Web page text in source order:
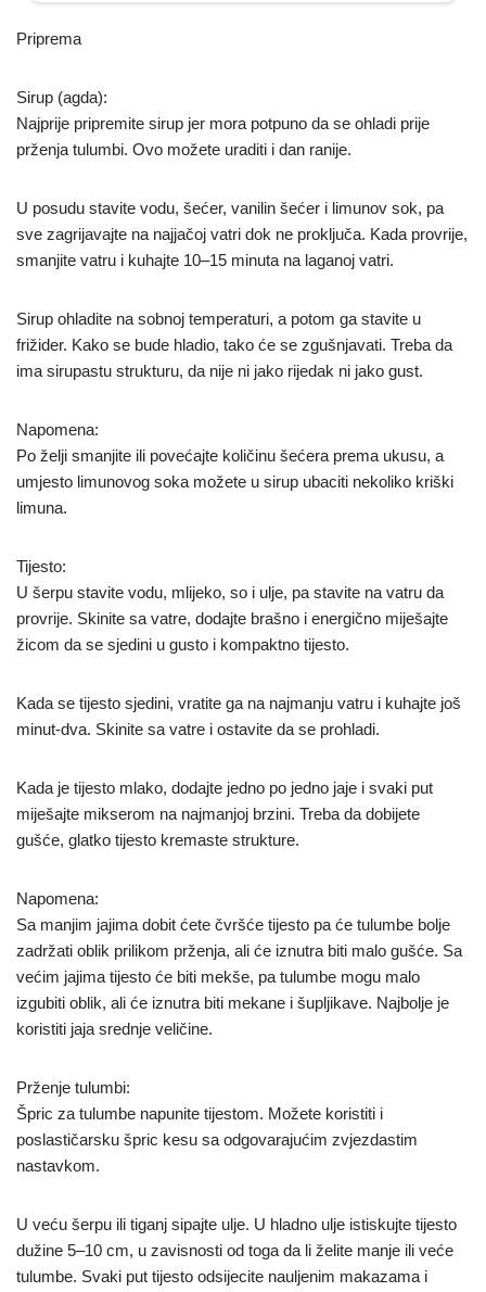
Priprema
Sirup (agda):
Najprije pripremite sirup jer mora potpuno da se ohladi prije
prženja tulumbi. Ovo možete uraditi i dan ranije.
U posudu stavite vodu, šećer, vanilin šećer i limunov sok, pa
sve zagrijavajte na najjačoj vatri dok ne proključa. Kada provrije,
smanjite vatru i kuhajte 10–15 minuta na laganoj vatri.
Sirup ohladite na sobnoj temperaturi, a potom ga stavite u
frižider. Kako se bude hladio, tako će se zgušnjavati. Treba da
ima sirupastu strukturu, da nije ni jako rijedak ni jako gust.
Napomena:
Po želji smanjite ili povećajte količinu šećera prema ukusu, a
umjesto limunovog soka možete u sirup ubaciti nekoliko kriški
limuna.
Tijesto:
U šerpu stavite vodu, mlijeko, so i ulje, pa stavite na vatru da
provrije. Skinite sa vatre, dodajte brašno i energično miješajte
žicom da se sjedini u gusto i kompaktno tijesto.
Kada se tijesto sjedini, vratite ga na najmanju vatru i kuhajte još
minut-dva. Skinite sa vatre i ostavite da se prohladi.
Kada je tijesto mlako, dodajte jedno po jedno jaje i svaki put
miješajte mikserom na najmanjoj brzini. Treba da dobijete
gušće, glatko tijesto kremaste strukture.
Napomena:
Sa manjim jajima dobit ćete čvršće tijesto pa će tulumbe bolje
zadržati oblik prilikom prženja, ali će iznutra biti malo gušće. Sa
većim jajima tijesto će biti mekše, pa tulumbe mogu malo
izgubiti oblik, ali će iznutra biti mekane i šupljikave. Najbolje je
koristiti jaja srednje veličine.
Prženje tulumbi:
Špric za tulumbe napunite tijestom. Možete koristiti i
poslastičarsku špric kesu sa odgovarajućim zvjezdastim
nastavkom.
U veću šerpu ili tiganj sipajte ulje. U hladno ulje istiskujte tijesto
dužine 5–10 cm, u zavisnosti od toga da li želite manje ili veće
tulumbe. Svaki put tijesto odsijecite nauljenim makazama i